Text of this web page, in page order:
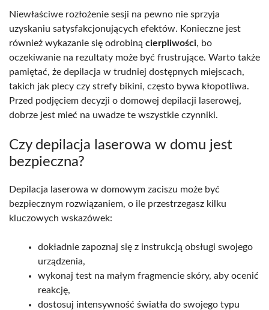
Niewłaściwe rozłożenie sesji na pewno nie sprzyja
uzyskaniu satysfakcjonujących efektów. Konieczne jest
również wykazanie się odrobiną cierpliwości, bo
oczekiwanie na rezultaty może być frustrujące. Warto także
pamiętać, że depilacja w trudniej dostępnych miejscach,
takich jak plecy czy strefy bikini, często bywa kłopotliwa.
Przed podjęciem decyzji o domowej depilacji laserowej,
dobrze jest mieć na uwadze te wszystkie czynniki.
Czy depilacja laserowa w domu jest
bezpieczna?
Depilacja laserowa w domowym zaciszu może być
bezpiecznym rozwiązaniem, o ile przestrzegasz kilku
kluczowych wskazówek:
dokładnie zapoznaj się z instrukcją obsługi swojego
urządzenia,
wykonaj test na małym fragmencie skóry, aby ocenić
reakcję,
dostosuj intensywność światła do swojego typu